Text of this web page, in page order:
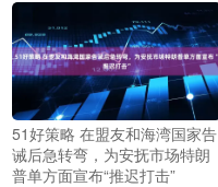
51好策略 在盟友和海湾国家告
诫后急转弯，为安抚市场特朗
普单方面宣布“推迟打击”